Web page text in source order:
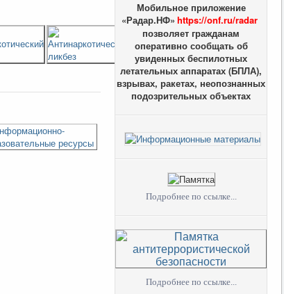
Мобильное приложение
«Радар.НФ» https://onf.ru/radar
позволяет гражданам
оперативно сообщать об
увиденных беспилотных
летательных аппаратах (БПЛА),
взрывах, ракетах, неопознанных
подозрительных объектах
Подробнее по ссылке...
Подробнее по ссылке...